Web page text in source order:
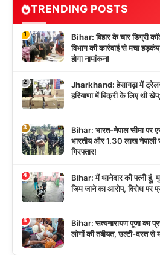
TRENDING POSTS
1
Bihar: बिहार के चार डिग्री
विभाग की कार्रवाई से मचा
होगा नामांकन!
2
Jharkhand: हेसागढ़ा में
हरियाणा में बिक्री के लिए थी
3
Bihar: भारत-नेपाल सीमा पर
भारतीय और 1.30 लाख नेपाली
गिरफ्तार!
4
Bihar: मैं थानेदार की पत्नी हूं,
जिम जाने का आरोप, विरोध पर
5
Bihar: सत्यनारायण पूजा का
लोगों की तबीयत, उल्टी-दस्त से